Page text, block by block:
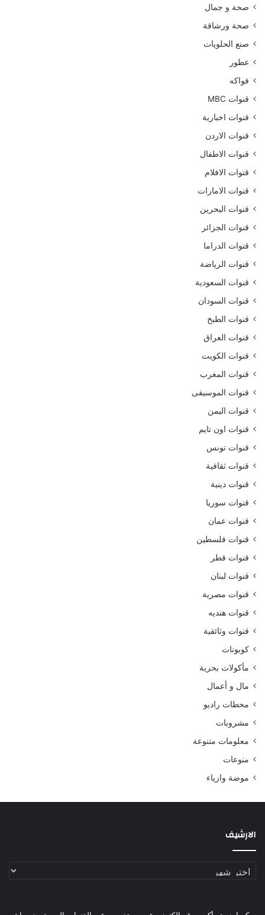
صحة و جمال
صحة ورشاقة
صنع الحلويات
عطور
فواكه
قنوات MBC
قنوات اخبارية
قنوات الاردن
قنوات الاطفال
قنوات الافلام
قنوات الامارات
قنوات البحرين
قنوات الجزائر
قنوات الدراما
قنوات الرياضة
قنوات السعودية
قنوات السودان
قنوات الطبخ
قنوات العراق
قنوات الكويت
قنوات المغرب
قنوات الموسيقى
قنوات اليمن
قنوات اون تايم
قنوات تونس
قنوات ثقافية
قنوات دينية
قنوات سوريا
قنوات عمان
قنوات فلسطين
قنوات قطر
قنوات لبنان
قنوات مصرية
قنوات هنديه
قنوات وثائقية
كوبونات
مأكولات بحرية
مال و أعمال
محطات راديو
مشروبات
معلومات متنوعة
منوعات
موضة وازياء
الارشيف
الارشيف